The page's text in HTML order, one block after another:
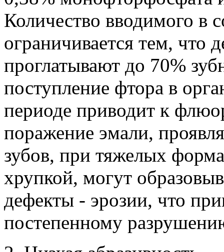
Количество вводимого в
ограничивается тем, что
проглатывают до 70%
поступление фтора в
периоде приводит к
поражение эмали,
зубов, при тяжелых
хрупкой, могут
дефекты - эрозии, что
постепенному